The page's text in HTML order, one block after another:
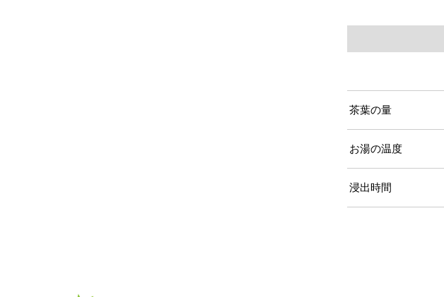
茶葉の量
お湯の温度
浸出時間